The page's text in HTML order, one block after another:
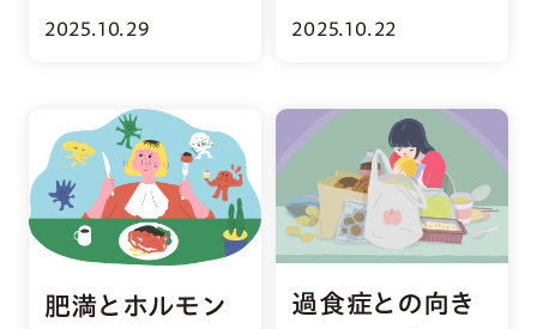
2025.10.29
らない！原因と改
2025.10.22
にくい理由や効
肥満とホルモン
過食症との向き